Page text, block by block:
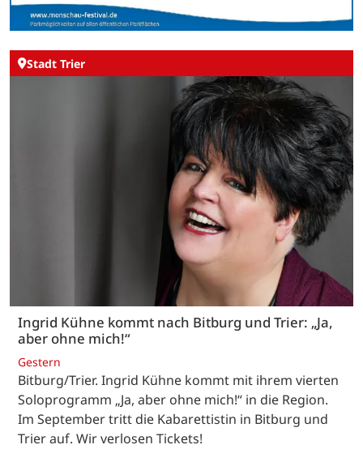
Stadt Trier
Ingrid Kühne kommt nach Bitburg und Trier: „Ja,
aber ohne mich!“
Gestern
Bitburg/Trier. Ingrid Kühne kommt mit ihrem vierten
Soloprogramm „Ja, aber ohne mich!“ in die Region.
Im September tritt die Kabarettistin in Bitburg und
Trier auf. Wir verlosen Tickets!